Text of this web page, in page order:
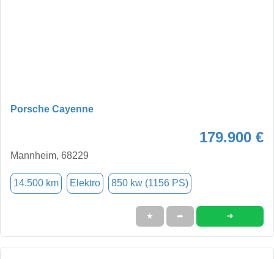
Porsche Cayenne
179.900 €
Mannheim, 68229
14.500 km Elektro 850 kw (1156 PS)
★ ➦ ➜